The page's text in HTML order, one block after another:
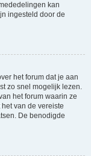
kan
ingesteld door de
het forum dat je aan
zo snel mogelijk lezen.
het forum waarin ze
van de vereiste
De benodigde